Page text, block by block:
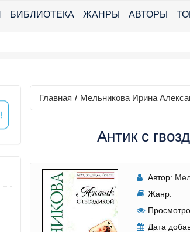
БИБЛИОТЕКА ЖАНРЫ АВТОРЫ
Главная / Мельникова Ирина
Антик с
Автор:
Жанр:
Дата